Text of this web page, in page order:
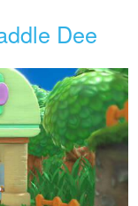
Dee